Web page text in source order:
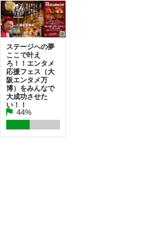
ステージへの夢
ここで叶え
ろ！！エンタメ
応援フェス（大
阪エンタメ万
博）をみんなで
大成功させた
い！！
44%